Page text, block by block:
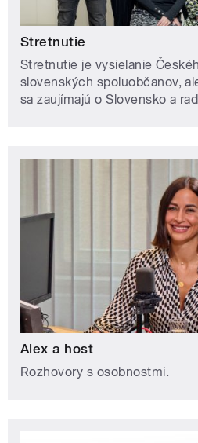
Stretnutie
Stretnutie je vysielanie
slovenských spoluobčanov,
sa zaujímajú o Slovensko a
Alex a host
Rozhovory s osobnostmi.